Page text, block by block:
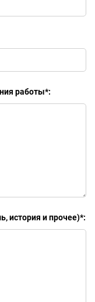
работы*:
история и прочее)*: